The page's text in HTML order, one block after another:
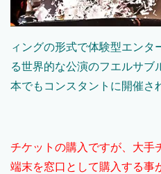
ィングの形式で体験型エン
る世界的な公演のフエルサブ
本でもコンスタントに開催さ
チケットの購入ですが、大手
端末を窓口として購入する事